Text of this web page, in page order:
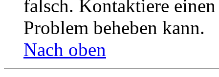
falsch. Kontaktiere
Problem beheben kann.
Nach oben